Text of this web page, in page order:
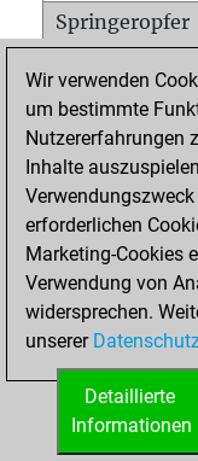
Springeropfer
Matt auf
Bauer setzt
Erstickte
Türme auf der
STARTSEITE
Wir verwenden
um bestimmte
Nutzererfahrungen
Inhalte
erforderlichen
Marketing-Cookies
Verwendung von
widersprechen.
unserer
Detaillierte
Informationen